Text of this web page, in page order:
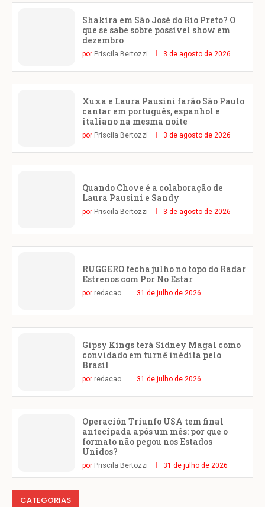
Shakira em São José do Rio Preto? O
que se sabe sobre possível show em
dezembro
por Priscila Bertozzi 3 de agosto de 2026
Xuxa e Laura Pausini farão São Paulo
cantar em português, espanhol e
italiano na mesma noite
por Priscila Bertozzi 3 de agosto de 2026
Quando Chove é a colaboração de
Laura Pausini e Sandy
por Priscila Bertozzi 3 de agosto de 2026
RUGGERO fecha julho no topo do Radar
Estrenos com Por No Estar
por redacao 31 de julho de 2026
Gipsy Kings terá Sidney Magal como
convidado em turnê inédita pelo
Brasil
por redacao 31 de julho de 2026
Operación Triunfo USA tem final
antecipada após um mês: por que o
formato não pegou nos Estados
Unidos?
por Priscila Bertozzi 31 de julho de 2026
CATEGORIAS